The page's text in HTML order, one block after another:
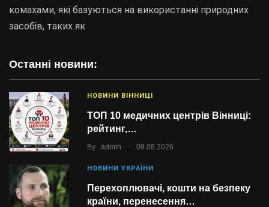
комахами, які базуються на використанні природних
засобів, таких як
Останні новини:
НОВИНИ ВІННИЦІ
ТОП 10 медичних центрів Вінниці:
рейтинг,…
By admin . 09.08.2026
НОВИНИ УКРАЇНИ
Перехоплювачі, кошти на безпеку
країни, перенесення…